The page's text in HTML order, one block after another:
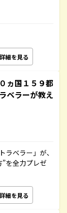
詳細を見る
ヵ国１５９都
ベラーが教え
ベラー」が、
を全力プレゼ
詳細を見る